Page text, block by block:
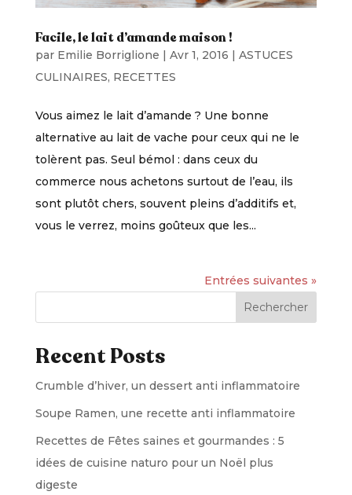
Facile, le lait d’amande maison !
par Emilie Borriglione | Avr 1, 2016 | ASTUCES
CULINAIRES, RECETTES
Vous aimez le lait d’amande ? Une bonne
alternative au lait de vache pour ceux qui ne le
tolèrent pas. Seul bémol : dans ceux du
commerce nous achetons surtout de l’eau, ils
sont plutôt chers, souvent pleins d’additifs et,
vous le verrez, moins goûteux que les...
Entrées suivantes »
Rechercher
Recent Posts
Crumble d’hiver, un dessert anti inflammatoire
Soupe Ramen, une recette anti inflammatoire
Recettes de Fêtes saines et gourmandes : 5
idées de cuisine naturo pour un Noël plus
digeste